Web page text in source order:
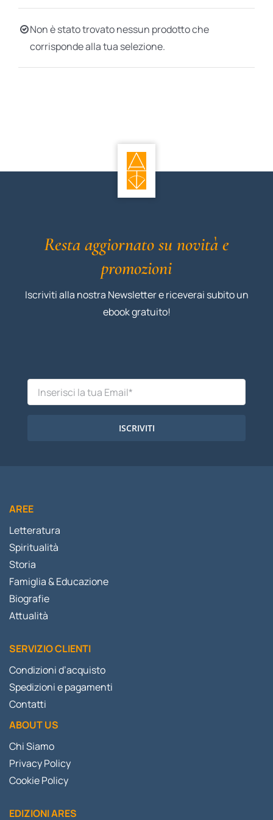
BIOGRAFIE
ATTUALITÀ
Non è stato trovato nessun prodotto che
corrisponde alla tua selezione.
Resta aggiornato su novità e
promozioni
Iscriviti alla nostra Newsletter e riceverai subito un
ebook gratuito!
ISCRIVITI
AREE
Letteratura
Spiritualità
Storia
Famiglia & Educazione
Biografie
Attualità
SERVIZIO CLIENTI
Condizioni d’acquisto
Spedizioni e pagamenti
Contatti
ABOUT US
Chi Siamo
Privacy Policy
Cookie Policy
EDIZIONI ARES